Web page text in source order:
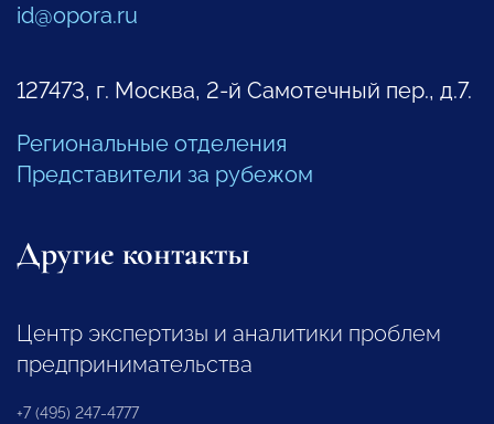
id@opora.ru
127473, г. Москва, 2-й Самотечный пер., д.7.
Региональные отделения
Представители за рубежом
Другие контакты
Центр экспертизы и аналитики проблем
предпринимательства
+7 (495) 247-4777